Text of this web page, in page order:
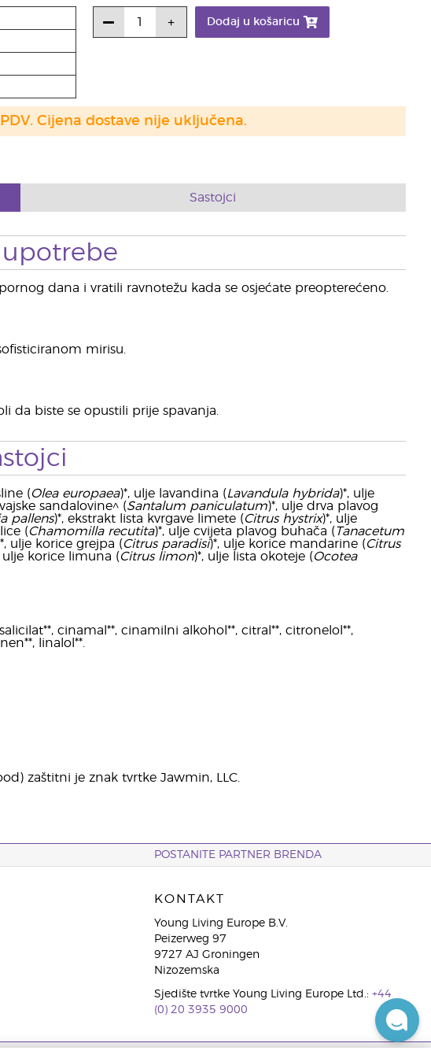
Dodaj u košaricu
Cijena dostave nije uključena.
Sastojci
upotrebe
dana i vratili ravnotežu kada se osjećate preopterećeno.
mirisu.
da biste se opustili prije spavanja.
(Olea europaea)*, ulje lavandina (Lavandula hybrida)*, ulje
sandalovine^ (Santalum paniculatum)*, ulje drva plavog
pallens)*, ekstrakt lista kvrgave limete (Citrus hystrix)*, ulje
(Chamomilla recutita)*, ulje cvijeta plavog buhača (Tanacetum
ulje korice grejpa (Citrus paradisi)*, ulje korice mandarine (Citrus
ulje korice limuna (Citrus limon)*, ulje lista okoteje (Ocotea
cinamal**, cinamilni alkohol**, citral**, citronelol**,
linalol**.
zaštitni je znak tvrtke Jawmin, LLC.
POSTANITE PARTNER BRENDA
KONTAKT
Young Living Europe B.V.
Peizerweg 97
9727 AJ Groningen
Nizozemska
Sjedište tvrtke Young Living Europe Ltd.: +44
(0) 20 3935 9000